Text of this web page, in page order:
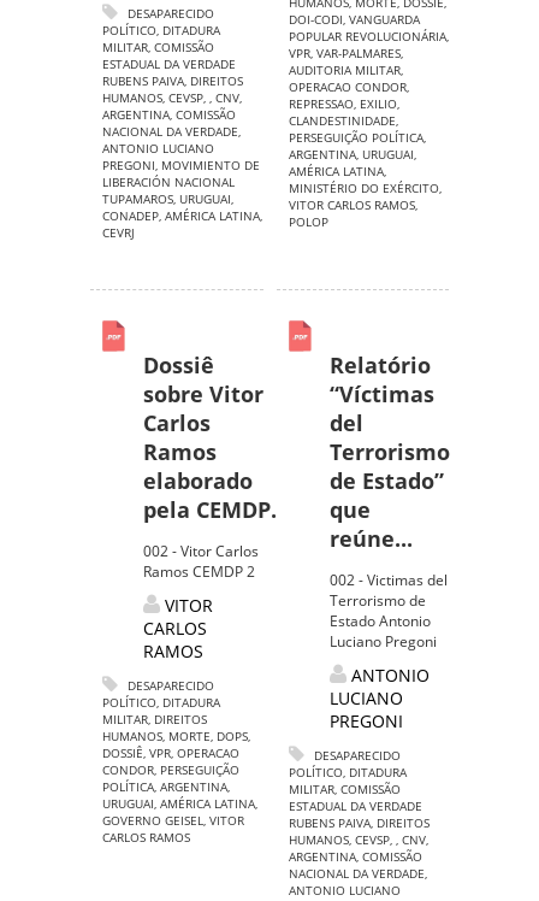
DESAPARECIDO
POLÍTICO, DITADURA
MILITAR, COMISSÃO
ESTADUAL DA VERDADE
RUBENS PAIVA, DIREITOS
HUMANOS, CEVSP, , CNV,
ARGENTINA, COMISSÃO
NACIONAL DA VERDADE,
ANTONIO LUCIANO
PREGONI, MOVIMIENTO DE
LIBERACIÓN NACIONAL
TUPAMAROS, URUGUAI,
CONADEP, AMÉRICA LATINA,
CEVRJ
DOI-CODI, VANGUARDA
POPULAR REVOLUCIONÁRIA,
VPR, VAR-PALMARES,
AUDITORIA MILITAR,
OPERACAO CONDOR,
REPRESSAO, EXILIO,
CLANDESTINIDADE,
PERSEGUIÇÃO POLÍTICA,
ARGENTINA, URUGUAI,
AMÉRICA LATINA,
MINISTÉRIO DO EXÉRCITO,
VITOR CARLOS RAMOS,
POLOP
Dossiê
sobre Vitor
Carlos
Ramos
elaborado
pela CEMDP.
002 - Vitor Carlos
Ramos CEMDP 2
VITOR
CARLOS
RAMOS
DESAPARECIDO
POLÍTICO, DITADURA
MILITAR, DIREITOS
HUMANOS, MORTE, DOPS,
DOSSIÊ, VPR, OPERACAO
CONDOR, PERSEGUIÇÃO
POLÍTICA, ARGENTINA,
URUGUAI, AMÉRICA LATINA,
GOVERNO GEISEL, VITOR
CARLOS RAMOS
Relatório
“Víctimas
del
Terrorismo
de Estado”
que
reúne...
002 - Victimas del
Terrorismo de
Estado Antonio
Luciano Pregoni
ANTONIO
LUCIANO
PREGONI
DESAPARECIDO
POLÍTICO, DITADURA
MILITAR, COMISSÃO
ESTADUAL DA VERDADE
RUBENS PAIVA, DIREITOS
HUMANOS, CEVSP, , CNV,
ARGENTINA, COMISSÃO
NACIONAL DA VERDADE,
ANTONIO LUCIANO